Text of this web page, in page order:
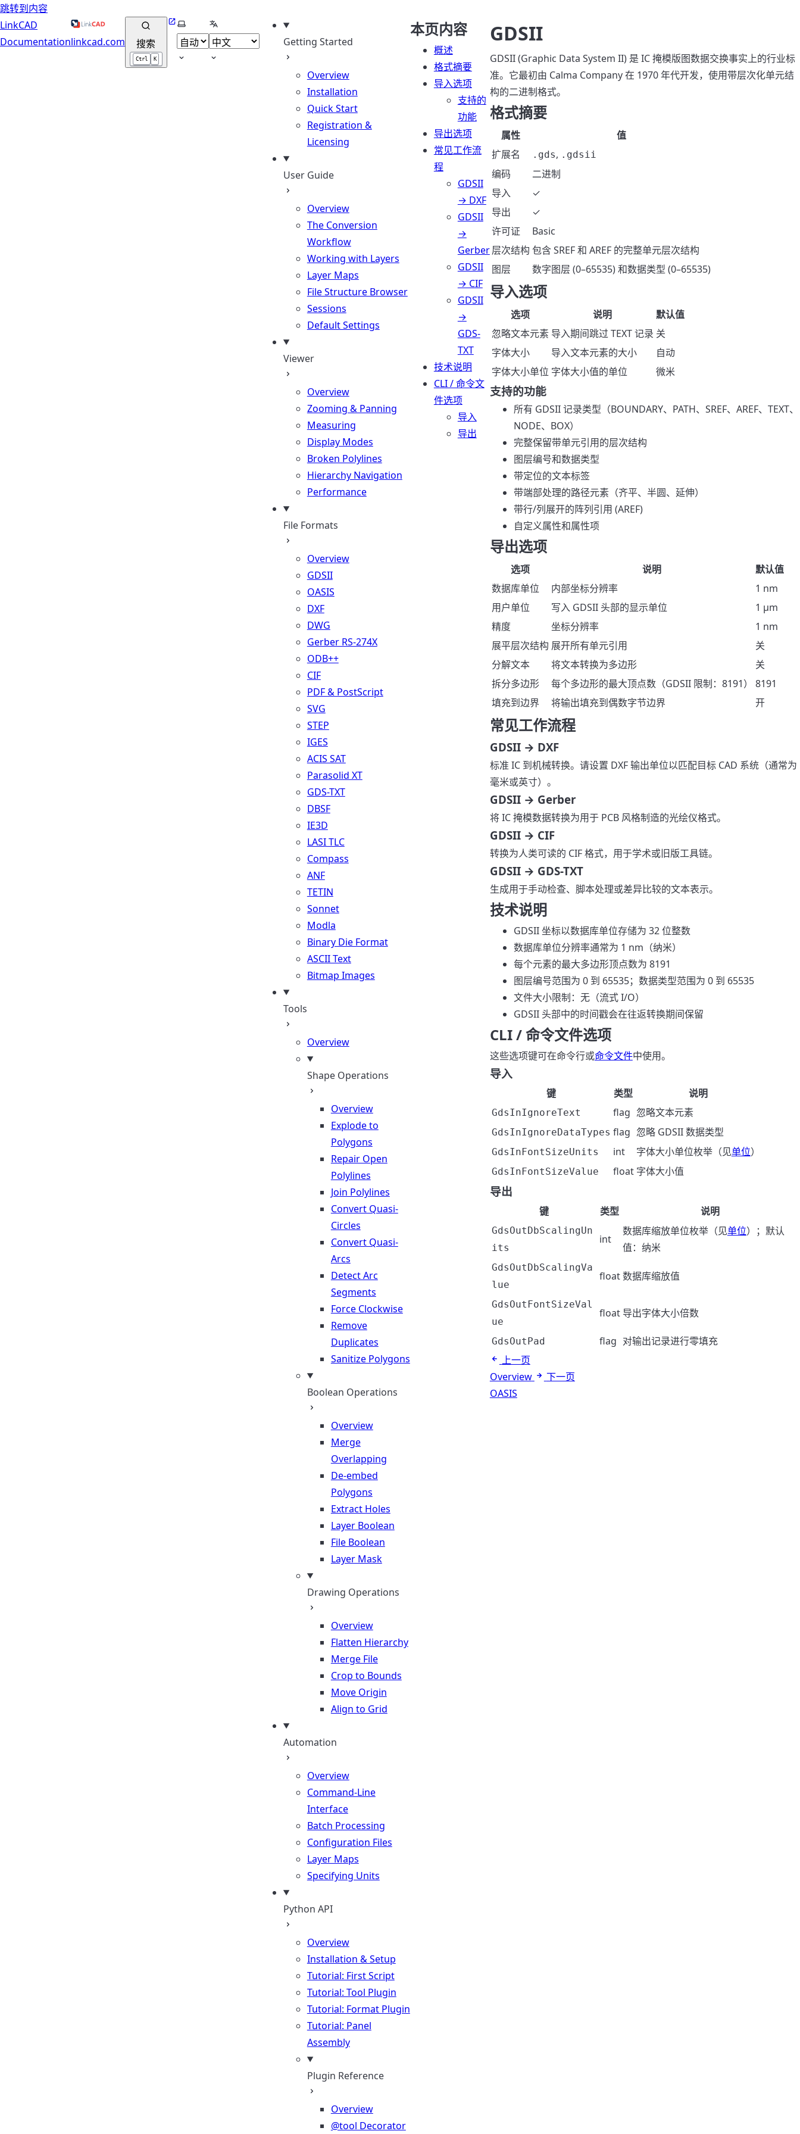
跳转到内容
LinkCAD
Documentationlinkcad.com 搜索
Ctrl K
Website
选择主题选择语言
Getting Started
Overview
Installation
Quick Start
Registration &
Licensing
User Guide
Overview
The Conversion
Workflow
Working with Layers
Layer Maps
File Structure Browser
Sessions
Default Settings
Viewer
Overview
Zooming & Panning
Measuring
Display Modes
Broken Polylines
Hierarchy Navigation
Performance
File Formats
Overview
GDSII
OASIS
DXF
DWG
Gerber RS-274X
ODB++
CIF
PDF & PostScript
SVG
STEP
IGES
ACIS SAT
Parasolid XT
GDS-TXT
DBSF
IE3D
LASI TLC
Compass
ANF
TETIN
Sonnet
Modla
Binary Die Format
ASCII Text
Bitmap Images
Tools
Overview
Shape Operations
Overview
Explode to
Polygons
Repair Open
Polylines
Join Polylines
Convert Quasi-
Circles
Convert Quasi-
Arcs
Detect Arc
Segments
Force Clockwise
Remove
Duplicates
Sanitize Polygons
Boolean Operations
Overview
Merge
Overlapping
De-embed
Polygons
Extract Holes
Layer Boolean
File Boolean
Layer Mask
Drawing Operations
Overview
Flatten Hierarchy
Merge File
Crop to Bounds
Move Origin
Align to Grid
Automation
Overview
Command-Line
Interface
Batch Processing
Configuration Files
Layer Maps
Specifying Units
Python API
Overview
Installation & Setup
Tutorial: First Script
Tutorial: Tool Plugin
Tutorial: Format Plugin
Tutorial: Panel
Assembly
Plugin Reference
Overview
@tool Decorator
本页内容
概述
格式摘要
导入选项
支持的
功能
导出选项
常见工作流
程
GDSII
→ DXF
GDSII
→
Gerber
GDSII
→ CIF
GDSII
→
GDS-
TXT
技术说明
CLI / 命令文
件选项
导入
导出
GDSII
GDSII (Graphic Data System II) 是 IC 掩模版图数据交换事实上的行业标
准。它最初由 Calma Company 在 1970 年代开发，使用带层次化单元结
构的二进制格式。
格式摘要
属性
值
扩展名
.gds, .gdsii
编码
二进制
导入
✓
导出
✓
许可证
Basic
层次结构 包含 SREF 和 AREF 的完整单元层次结构
图层
数字图层 (0–65535) 和数据类型 (0–65535)
导入选项
选项 说明
默认值
忽略文本元素 导入期间跳过 TEXT 记录 关
字体大小
导入文本元素的大小
自动
字体大小单位 字体大小值的单位 微米
支持的功能
所有 GDSII 记录类型（BOUNDARY、PATH、SREF、AREF、TEXT、
NODE、BOX）
完整保留带单元引用的层次结构
图层编号和数据类型
带定位的文本标签
带端部处理的路径元素（齐平、半圆、延伸）
带行/列展开的阵列引用 (AREF)
自定义属性和属性项
导出选项
选项 说明
默认值
数据库单位
内部坐标分辨率
1 nm
用户单位
写入 GDSII 头部的显示单位
1 µm
精度
坐标分辨率
1 nm
展平层次结构 展开所有单元引用
关
分解文本
将文本转换为多边形
关
拆分多边形
每个多边形的最大顶点数（GDSII 限制：8191）
8191
填充到边界
将输出填充到偶数字节边界 开
常见工作流程
GDSII → DXF
标准 IC 到机械转换。请设置 DXF 输出单位以匹配目标 CAD 系统（通常为
毫米或英寸）。
GDSII → Gerber
将 IC 掩模数据转换为用于 PCB 风格制造的光绘仪格式。
GDSII → CIF
转换为人类可读的 CIF 格式，用于学术或旧版工具链。
GDSII → GDS-TXT
生成用于手动检查、脚本处理或差异比较的文本表示。
技术说明
GDSII 坐标以数据库单位存储为 32 位整数
数据库单位分辨率通常为 1 nm（纳米）
每个元素的最大多边形顶点数为 8191
图层编号范围为 0 到 65535；数据类型范围为 0 到 65535
文件大小限制：无（流式 I/O）
GDSII 头部中的时间戳会在往返转换期间保留
CLI / 命令文件选项
这些选项键可在命令行或命令文件中使用。
导入
键 类型 说明
GdsInIgnoreText flag 忽略文本元素
GdsInIgnoreDataTypes flag 忽略 GDSII 数据类型
GdsInFontSizeUnits int 字体大小单位枚举（见单位）
GdsInFontSizeValue float 字体大小值
导出
键 类型 说明
GdsOutDbScalingUn
its
int
数据库缩放单位枚举（见单位）；默认
值：纳米
GdsOutDbScalingVa
lue
float数据库缩放值
GdsOutFontSizeVal
ue
float 导出字体大小倍数
GdsOutPad flag 对输出记录进行零填充
上一页
Overview
下一页
OASIS